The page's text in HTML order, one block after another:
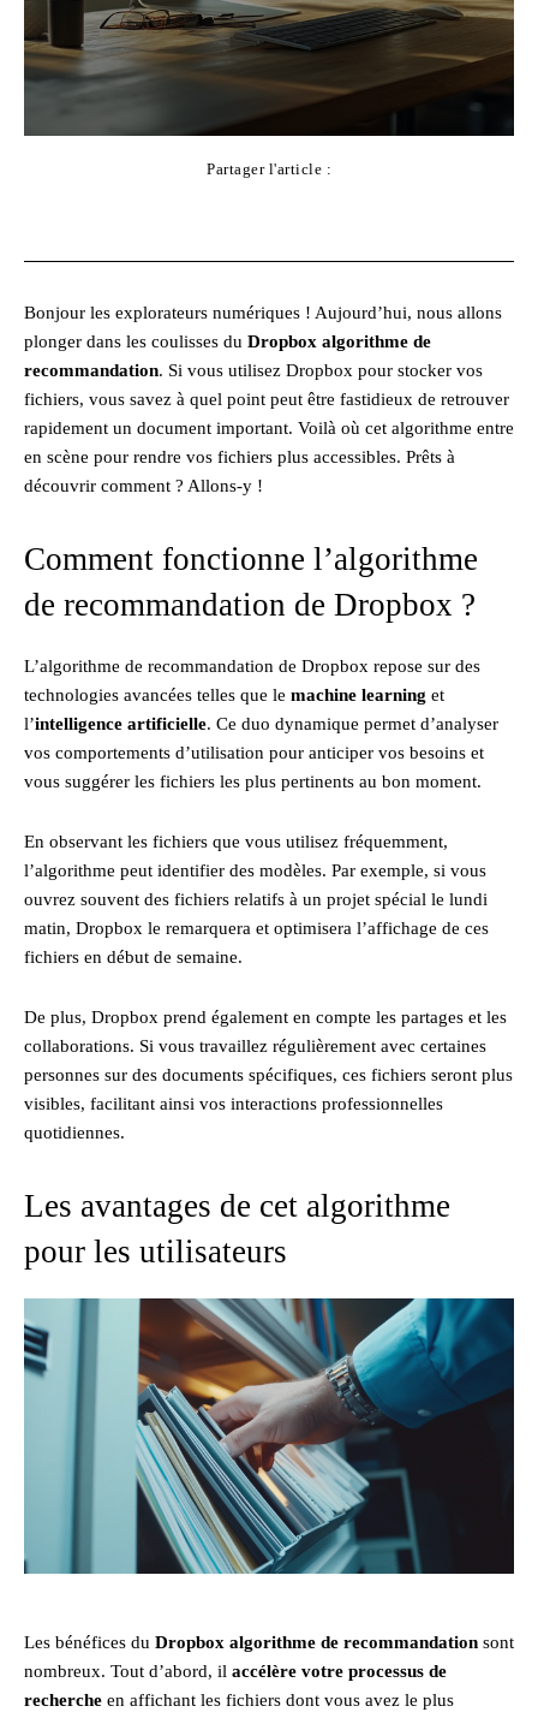
Partager l'article :
Bonjour les explorateurs numériques ! Aujourd’hui, nous allons
plonger dans les coulisses du Dropbox algorithme de
recommandation. Si vous utilisez Dropbox pour stocker vos
fichiers, vous savez à quel point peut être fastidieux de retrouver
rapidement un document important. Voilà où cet algorithme entre
en scène pour rendre vos fichiers plus accessibles. Prêts à
découvrir comment ? Allons-y !
Comment fonctionne l’algorithme
de recommandation de Dropbox ?
L’algorithme de recommandation de Dropbox repose sur des
technologies avancées telles que le machine learning et
l’intelligence artificielle. Ce duo dynamique permet d’analyser
vos comportements d’utilisation pour anticiper vos besoins et
vous suggérer les fichiers les plus pertinents au bon moment.
En observant les fichiers que vous utilisez fréquemment,
l’algorithme peut identifier des modèles. Par exemple, si vous
ouvrez souvent des fichiers relatifs à un projet spécial le lundi
matin, Dropbox le remarquera et optimisera l’affichage de ces
fichiers en début de semaine.
De plus, Dropbox prend également en compte les partages et les
collaborations. Si vous travaillez régulièrement avec certaines
personnes sur des documents spécifiques, ces fichiers seront plus
visibles, facilitant ainsi vos interactions professionnelles
quotidiennes.
Les avantages de cet algorithme
pour les utilisateurs
Les bénéfices du Dropbox algorithme de recommandation sont
nombreux. Tout d’abord, il accélère votre processus de
recherche en affichant les fichiers dont vous avez le plus